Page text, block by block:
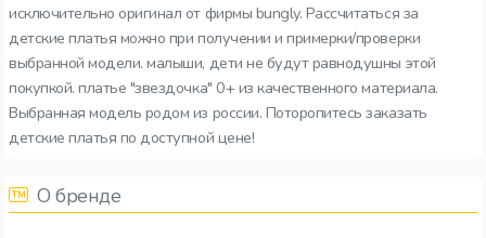
исключительно оригинал от фирмы bungly. Рассчитаться за
детские платья можно при получении и примерки/проверки
выбранной модели. малыши, дети не будут равнодушны этой
покупкой. платье "звездочка" 0+ из качественного материала.
Выбранная модель родом из россии. Поторопитесь заказать
детские платья по доступной цене!
О бренде